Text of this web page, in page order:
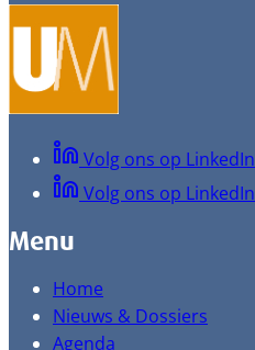
Volg ons op LinkedIn
Volg ons op LinkedIn
Menu
Home
Nieuws & Dossiers
Agenda